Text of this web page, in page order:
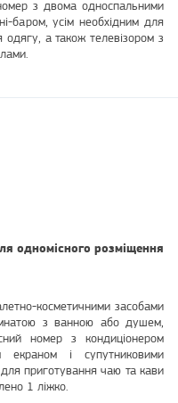
з двома односпальними
баром, усім необхідним для
а також телевізором з
одномісного розміщення
косметичними засобами
з ванною або душем,
номер з кондиціонером
екраном і супутниковими
приготування чаю та кави
1 ліжко.